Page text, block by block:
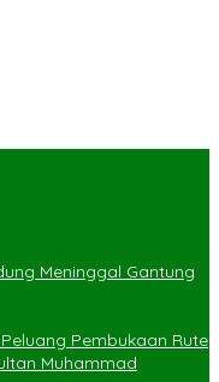
Meninggal Gantung
Pembukaan Rute
Muhammad